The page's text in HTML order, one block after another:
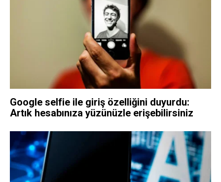
Google selfie ile giriş özelliğini duyurdu:
Artık hesabınıza yüzünüzle erişebilirsiniz